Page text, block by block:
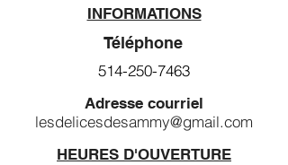
INFORMATIONS
Téléphone
514-250-7463
Adresse courriel
lesdelicesdesammy@gmail.com
HEURES D'OUVERTURE